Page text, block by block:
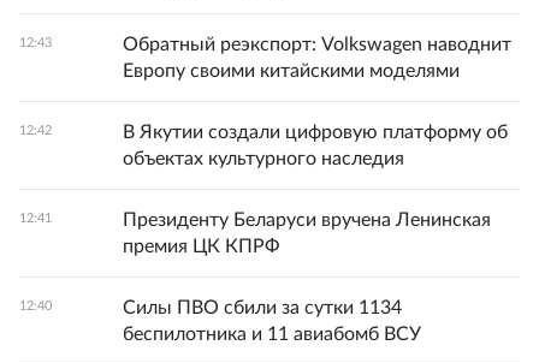
12:43
Обратный реэкспорт: Volkswagen наводнит
Европу своими китайскими моделями
12:42
В Якутии создали цифровую платформу об
объектах культурного наследия
12:41
Президенту Беларуси вручена Ленинская
премия ЦК КПРФ
12:40
Силы ПВО сбили за сутки 1134
беспилотника и 11 авиабомб ВСУ